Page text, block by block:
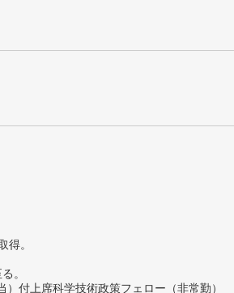
得。
。
付上席科学技術政策フェロー（非常勤）